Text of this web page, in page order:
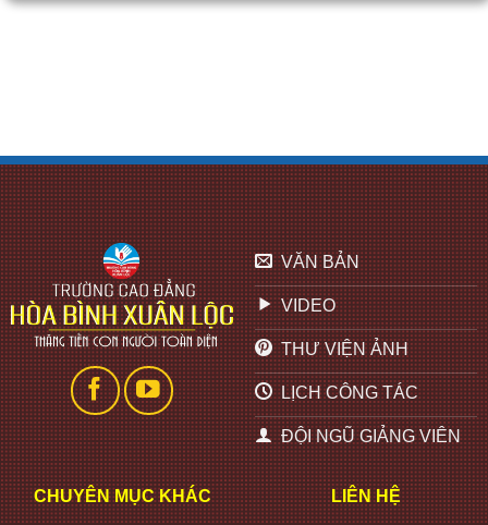
VĂN BẢN
VIDEO
THƯ VIỆN ẢNH
LỊCH CÔNG TÁC
ĐỘI NGŨ GIẢNG VIÊN
CHUYÊN MỤC KHÁC LIÊN HỆ